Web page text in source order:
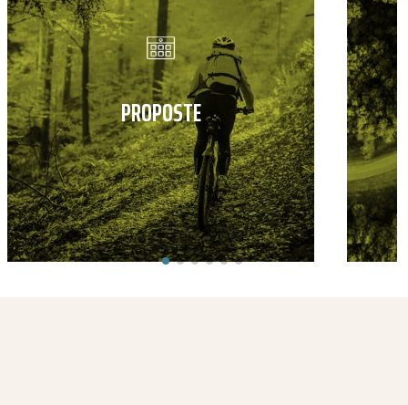
PROPOSTE